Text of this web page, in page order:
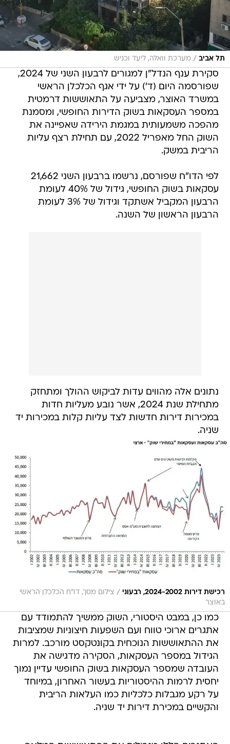
תל אביב / מערכת וואלה, ליעד וכניש
סקירת ענף הנדל"ן למגורים לרבעון השני של 2024,
שפורסמה היום (ד') על ידי אגף הכלכלן הראשי
במשרד האוצר, מצביעה על התאוששות דרמטית
במספר העסקאות בשוק הדירות החופשי, ומסמנת
מהפכה משמעותית במגמת הירידה שאפיינה את
השוק החל מאפריל 2022, עם תחילת רצף עליות
הריבית במשק.
לפי הדו"ח שפורסם, נרשמו ברבעון השני 21,662
עסקאות בשוק החופשי, גידול של 40% לעומת
הרבעון המקביל אשתקד וגידול של 3% לעומת
הרבעון הראשון של השנה.
נתונים אלה מהווים עדות לביקוש ההולך ומתחזק
מתחילת שנת 2024, אשר נובע מעליות חדות
במכירות דירות חדשות לצד עליות קלות במכירות יד
שניה.
רכישת דירות 2024-2002, רבעוני / צילום מסך, דו"ח הכלכלן הראשי
באוצר
כמו כן, במבט היסטורי, השוק ממשיך להתמודד עם
אתגרים ארוכי טווח ועם השפעות חיצוניות שמציבות
את ההתאוששות הנוכחית בקונטקסט מורכב. למרות
הגידול במספר העסקאות, הסקירה מדגישה את
העובדה שמספר העסקאות בשוק החופשי עדיין נמוך
יחסית לרמות ההיסטוריות בעשור האחרון, במיוחד
על רקע מגבלות כלכליות כמו העלאות הריבית
והקשיים במכירת דירות יד שניה.